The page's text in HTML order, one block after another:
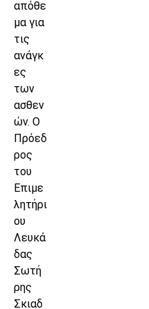
απόθε
μα για
τις
ανάγκ
ες
των
ασθεν
ών. Ο
Πρόεδ
ρος
του
Επιμε
λητήρι
ου
Λευκά
δας
Σωτή
ρης
Σκιαδ